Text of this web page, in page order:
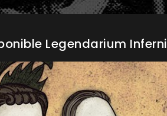
Legendarium Inferni